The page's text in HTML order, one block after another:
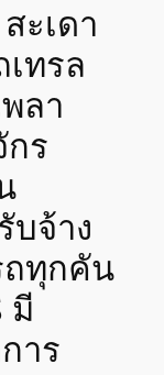
ะเดา
เทรล
ลา
ร
จ้าง
ทุกคัน
มี
าร